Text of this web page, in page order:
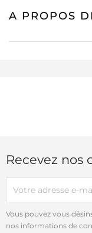
A PROPOS
Recevez nos
Vous pouvez vous
nos informations de